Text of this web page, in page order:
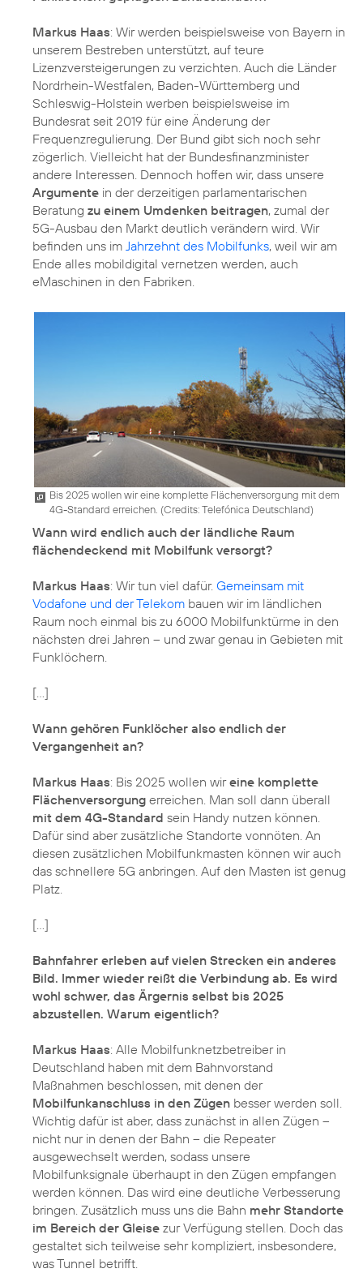
Markus Haas: Wir werden beispielsweise von Bayern in
unserem Bestreben unterstützt, auf teure
Lizenzversteigerungen zu verzichten. Auch die Länder
Nordrhein-Westfalen, Baden-Württemberg und
Schleswig-Holstein werben beispielsweise im
Bundesrat seit 2019 für eine Änderung der
Frequenzregulierung. Der Bund gibt sich noch sehr
zögerlich. Vielleicht hat der Bundesfinanzminister
andere Interessen. Dennoch hoffen wir, dass unsere
Argumente in der derzeitigen parlamentarischen
Beratung zu einem Umdenken beitragen, zumal der
5G-Ausbau den Markt deutlich verändern wird. Wir
befinden uns im Jahrzehnt des Mobilfunks, weil wir am
Ende alles mobildigital vernetzen werden, auch
eMaschinen in den Fabriken.
Bis 2025 wollen wir eine komplette Flächenversorgung mit dem
4G-Standard erreichen. (Credits: Telefónica Deutschland)
Wann wird endlich auch der ländliche Raum
flächendeckend mit Mobilfunk versorgt?
Markus Haas: Wir tun viel dafür. Gemeinsam mit
Vodafone und der Telekom bauen wir im ländlichen
Raum noch einmal bis zu 6000 Mobilfunktürme in den
nächsten drei Jahren – und zwar genau in Gebieten mit
Funklöchern.
[...]
Wann gehören Funklöcher also endlich der
Vergangenheit an?
Markus Haas: Bis 2025 wollen wireine komplette
Flächenversorgung erreichen. Man soll dann überall
mit dem 4G-Standard sein Handy nutzen können.
Dafür sind aber zusätzliche Standorte vonnöten. An
diesen zusätzlichen Mobilfunkmasten können wir auch
das schnellere 5G anbringen. Auf den Masten ist genug
Platz.
[...]
Bahnfahrer erleben auf vielen Strecken ein anderes
Bild. Immer wieder reißt die Verbindung ab. Es wird
wohl schwer, das Ärgernis selbst bis 2025
abzustellen. Warum eigentlich?
Markus Haas: Alle Mobilfunknetzbetreiber in
Deutschland haben mit dem Bahnvorstand
Maßnahmen beschlossen, mit denen der
Mobilfunkanschluss in den Zügen besser werden soll.
Wichtig dafür ist aber, dass zunächst in allen Zügen –
nicht nur in denen der Bahn – die Repeater
ausgewechselt werden, sodass unsere
Mobilfunksignale überhaupt in den Zügen empfangen
werden können. Das wird eine deutliche Verbesserung
bringen. Zusätzlich muss uns die Bahn mehr Standorte
im Bereich der Gleise zur Verfügung stellen. Doch das
gestaltet sich teilweise sehr kompliziert, insbesondere,
was Tunnel betrifft.